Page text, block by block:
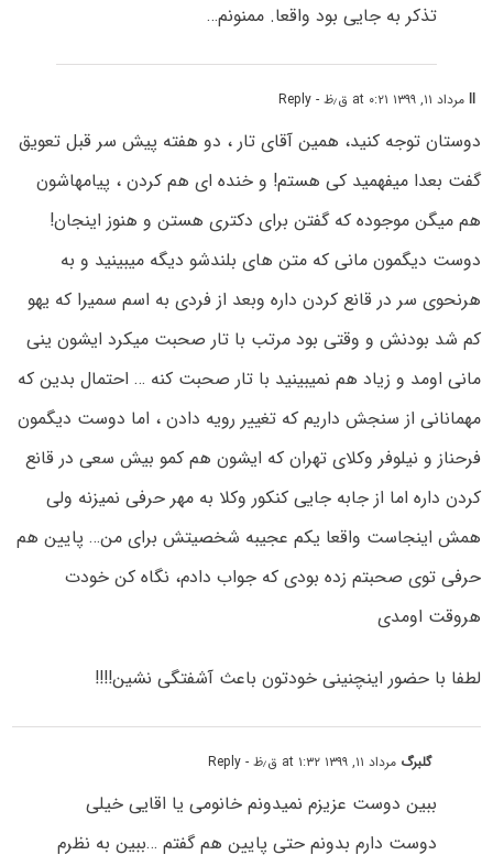
تذکر به جایی بود واقعا. ممنونم…
llمرداد ۱۱, ۱۳۹۹ at ۰:۲۱ ق٫ظ - Reply
دوستان توجه کنید، همین آقای تار ، دو هفته پیش سر قبل تعویق
گفت بعدا میفهمید کی هستم! و خنده ای هم کردن ، پیامهاشون
هم میگن موجوده که گفتن برای دکتری هستن و هنوز اینجان!
دوست دیگمون مانی که متن های بلندشو دیگه میبینید و به
هرنحوی سر در قانع کردن داره وبعد از فردی به اسم سمیرا که یهو
کم شد بودنش و وقتی بود مرتب با تار صحبت میکرد ایشون ینی
مانی اومد و زیاد هم نمیبینید با تار صحبت کنه … احتمال بدین که
مهمانانی از سنجش داریم که تغییر رویه دادن ، اما دوست دیگمون
فرحناز و نیلوفر وکلای تهران که ایشون هم کمو بیش سعی در قانع
کردن داره اما از جابه جایی کنکور وکلا به مهر حرفی نمیزنه ولی
همش اینجاست واقعا یکم عجیبه شخصیتش برای من… پایین هم
حرفی توی صحبتم زده بودی که جواب دادم، نگاه کن خودت
هروقت اومدی
لطفا با حضور اینچنینی خودتون باعث آشفتگی نشین!!!!
گلبرگ مرداد ۱۱, ۱۳۹۹ at ۱:۳۲ ق٫ظ - Reply
ببین دوست عزیزم نمیدونم خانومی یا اقایی خیلی
دوست دارم بدونم حتی پایین هم گفتم …ببین به نظرم